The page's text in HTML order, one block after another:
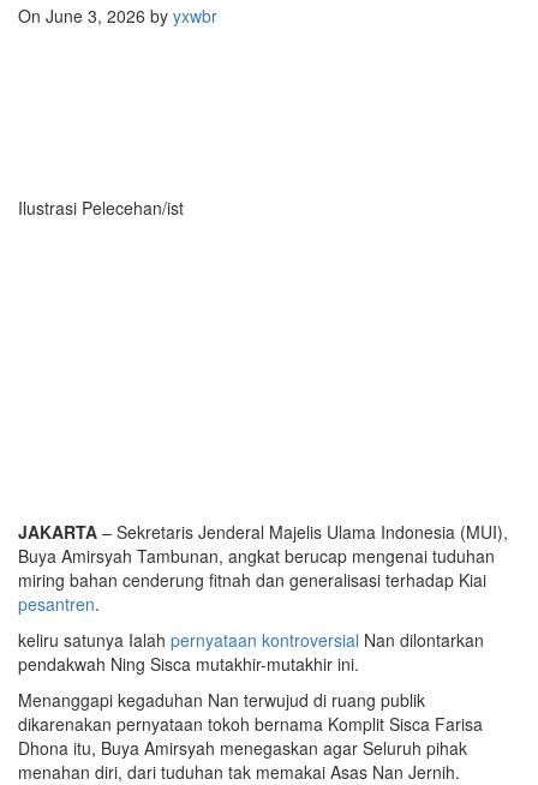
On June 3, 2026 by yxwbr
Ilustrasi Pelecehan/ist
JAKARTA – Sekretaris Jenderal Majelis Ulama Indonesia (MUI),
Buya Amirsyah Tambunan, angkat berucap mengenai tuduhan
miring bahan cenderung fitnah dan generalisasi terhadap Kiai
pesantren.
keliru satunya Ialah pernyataan kontroversial Nan dilontarkan
pendakwah Ning Sisca mutakhir-mutakhir ini.
Menanggapi kegaduhan Nan terwujud di ruang publik
dikarenakan pernyataan tokoh bernama Komplit Sisca Farisa
Dhona itu, Buya Amirsyah menegaskan agar Seluruh pihak
menahan diri, dari tuduhan tak memakai Asas Nan Jernih.